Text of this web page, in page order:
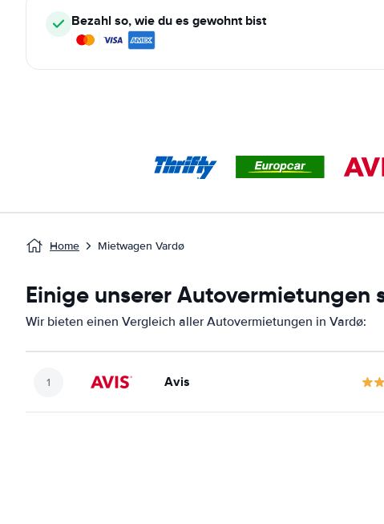
Bezahl so, wie du es gewohnt bist
Home Mietwagen Vardø
Einige unserer Autovermietungen
Wir bieten einen Vergleich aller Autovermietungen in Vardø:
Avis